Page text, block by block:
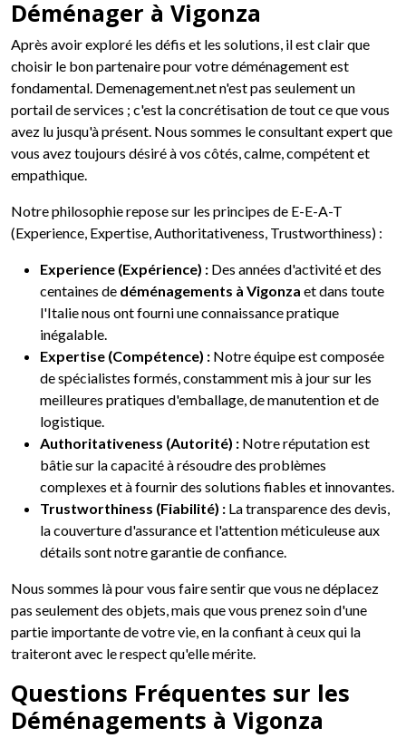
Déménager à Vigonza
Après avoir exploré les défis et les solutions, il est clair que
choisir le bon partenaire pour votre déménagement est
fondamental. Demenagement.net n'est pas seulement un
portail de services ; c'est la concrétisation de tout ce que vous
avez lu jusqu'à présent. Nous sommes le consultant expert que
vous avez toujours désiré à vos côtés, calme, compétent et
empathique.
Notre philosophie repose sur les principes de E-E-A-T
(Experience, Expertise, Authoritativeness, Trustworthiness) :
Experience (Expérience) : Des années d'activité et des
centaines de déménagements à Vigonza et dans toute
l'Italie nous ont fourni une connaissance pratique
inégalable.
Expertise (Compétence) : Notre équipe est composée
de spécialistes formés, constamment mis à jour sur les
meilleures pratiques d'emballage, de manutention et de
logistique.
Authoritativeness (Autorité) : Notre réputation est
bâtie sur la capacité à résoudre des problèmes
complexes et à fournir des solutions fiables et innovantes.
Trustworthiness (Fiabilité) : La transparence des devis,
la couverture d'assurance et l'attention méticuleuse aux
détails sont notre garantie de confiance.
Nous sommes là pour vous faire sentir que vous ne déplacez
pas seulement des objets, mais que vous prenez soin d'une
partie importante de votre vie, en la confiant à ceux qui la
traiteront avec le respect qu'elle mérite.
Questions Fréquentes sur les
Déménagements à Vigonza